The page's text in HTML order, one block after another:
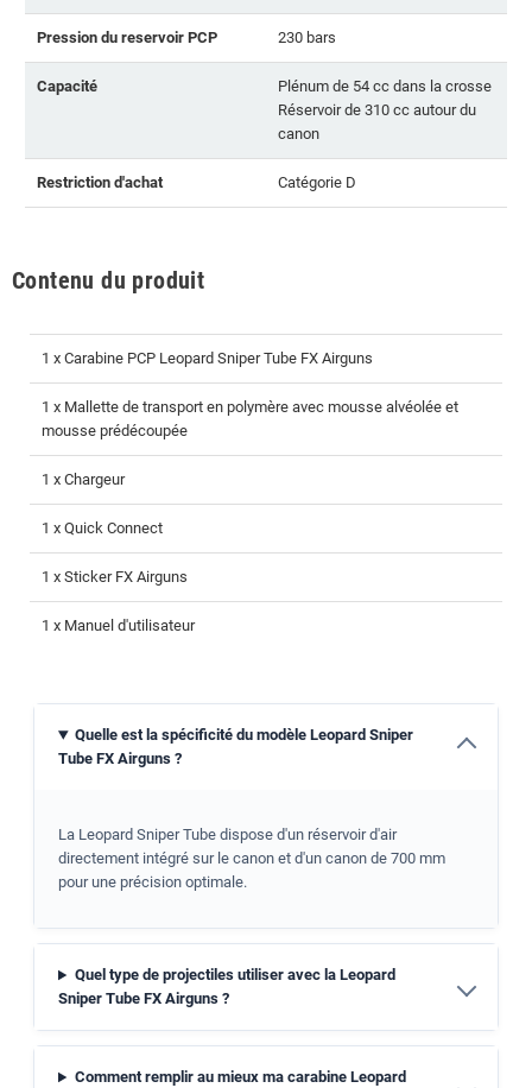
Pression du reservoir PCP 230 bars
Capacité
Plénum de 54 cc dans la crosse
Réservoir de 310 cc autour du
canon
Restriction d'achat Catégorie D
Contenu du produit
1 x Carabine PCP Leopard Sniper Tube FX Airguns
1 x Mallette de transport en polymère avec mousse alvéolée et
mousse prédécoupée
1 x Chargeur
1 x Quick Connect
1 x Sticker FX Airguns
1 x Manuel d'utilisateur
Quelle est la spécificité du modèle Leopard Sniper
Tube FX Airguns ?
La Leopard Sniper Tube dispose d'un réservoir d'air
directement intégré sur le canon et d'un canon de 700 mm
pour une précision optimale.
Quel type de projectiles utiliser avec la Leopard
Sniper Tube FX Airguns ?
Comment remplir au mieux ma carabine Leopard